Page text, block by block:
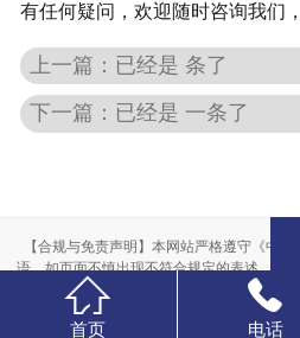
有任何疑问，欢迎随时咨询我们
上一篇：已经是 条了
下一篇：已经是 一条了

首页

电话
【合规与免责声明】本网站严格遵守《中
语。如页面不慎出现不符合规定的表述，敬
仅供参考，不构成
本站部分素材来自网络，如有